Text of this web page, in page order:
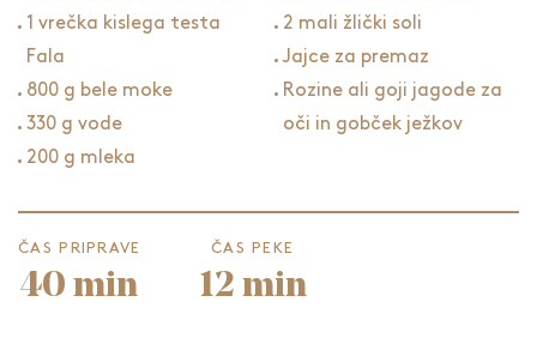
1 vrečka kislega testa
Fala
800 g bele moke
330 g vode
200 g mleka
2 mali žlički soli
Jajce za premaz
Rozine ali goji jagode za
oči in gobček ježkov
ČAS PRIPRAVE
40 min
ČAS PEKE
12 min